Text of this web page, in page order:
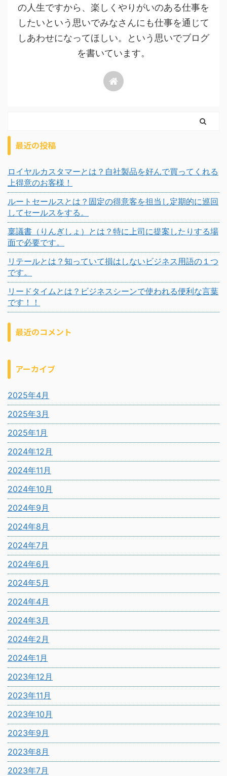
の人生ですから、楽しくやりがいのある仕事を
したいという思いでみなさんにも仕事を通じて
しあわせになってほしい。という思いでブログ
を書いています。
最近の投稿
ロイヤルカスタマーとは？自社製品を好んで買ってくれる
上得意のお客様！
ルートセールスとは？固定の得意客を担当し定期的に巡回
してセールスをする。
稟議書（りんぎしょ）とは？特に上司に提案したりする場
面で必要です。
リテールとは？知っていて損はしないビジネス用語の１つ
です。
リードタイムとは？ビジネスシーンで使われる便利な言葉
です！！
最近のコメント
アーカイブ
2025年4月
2025年3月
2025年1月
2024年12月
2024年11月
2024年10月
2024年9月
2024年8月
2024年7月
2024年6月
2024年5月
2024年4月
2024年3月
2024年2月
2024年1月
2023年12月
2023年11月
2023年10月
2023年9月
2023年8月
2023年7月